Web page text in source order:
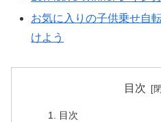
お気に入りの子供乗せ自
けよう
目次
目次